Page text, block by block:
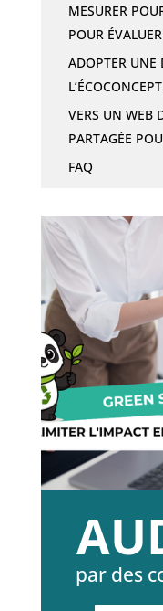
MESURER
POUR
ADOPTER UNE
VERS UN WEB
PARTAGÉE
FAQ
par des